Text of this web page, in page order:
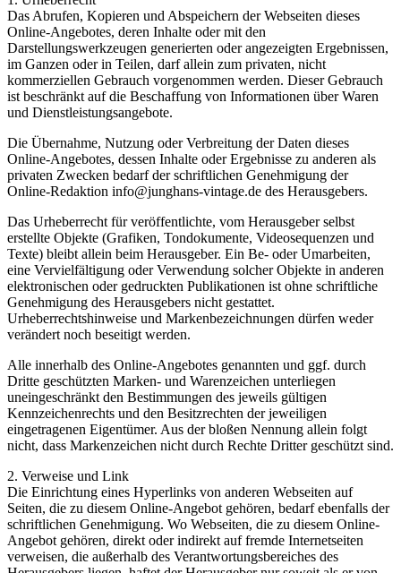
Das Abrufen, Kopieren und Abspeichern der Webseiten dieses
Online-Angebotes, deren Inhalte oder mit den
Darstellungswerkzeugen generierten oder angezeigten Ergebnissen,
im Ganzen oder in Teilen, darf allein zum privaten, nicht
kommerziellen Gebrauch vorgenommen werden. Dieser Gebrauch
ist beschränkt auf die Beschaffung von Informationen über Waren
und Dienstleistungsangebote.
Die Übernahme, Nutzung oder Verbreitung der Daten dieses
Online-Angebotes, dessen Inhalte oder Ergebnisse zu anderen als
privaten Zwecken bedarf der schriftlichen Genehmigung der
Online-Redaktion info@junghans-vintage.de des Herausgebers.
Das Urheberrecht für veröffentlichte, vom Herausgeber selbst
erstellte Objekte (Grafiken, Tondokumente, Videosequenzen und
Texte) bleibt allein beim Herausgeber. Ein Be- oder Umarbeiten,
eine Vervielfältigung oder Verwendung solcher Objekte in anderen
elektronischen oder gedruckten Publikationen ist ohne schriftliche
Genehmigung des Herausgebers nicht gestattet.
Urheberrechtshinweise und Markenbezeichnungen dürfen weder
verändert noch beseitigt werden.
Alle innerhalb des Online-Angebotes genannten und ggf. durch
Dritte geschützten Marken- und Warenzeichen unterliegen
uneingeschränkt den Bestimmungen des jeweils gültigen
Kennzeichenrechts und den Besitzrechten der jeweiligen
eingetragenen Eigentümer. Aus der bloßen Nennung allein folgt
nicht, dass Markenzeichen nicht durch Rechte Dritter geschützt sind.
2. Verweise und Link
Die Einrichtung eines Hyperlinks von anderen Webseiten auf
Seiten, die zu diesem Online-Angebot gehören, bedarf ebenfalls der
schriftlichen Genehmigung. Wo Webseiten, die zu diesem Online-
Angebot gehören, direkt oder indirekt auf fremde Internetseiten
verweisen, die außerhalb des Verantwortungsbereiches des